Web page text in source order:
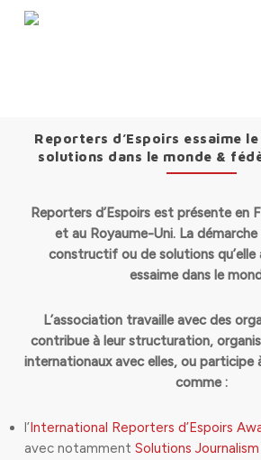
Reporters d’Espoirs essaime
solutions dans le monde &
Reporters d’Espoirs est présente en
et au Royaume-Uni. La démarche
constructif ou de solutions
essaime dans le
L’association travaille avec des
contribue à leur structuration,
internationaux avec elles, ou participe
comme :
l’International Reporters d’Espoirs
avec notamment Solutions